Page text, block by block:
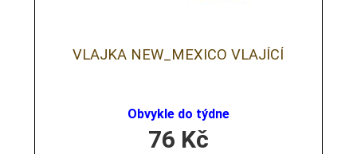
VLAJKA NEW_MEXICO VLAJÍCÍ
Obvykle do týdne
76 Kč